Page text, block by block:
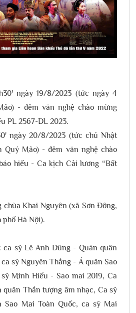
ngày 19/8/2023 (tức ngày 4
- đêm văn nghệ chào mừng
PL 2567-DL 2023.
ngày 20/8/2023 (tức chủ Nhật
Quý Mão) - đêm văn nghệ chào
hiếu - Ca kịch Cải lương “Bất
Khai Nguyên (xã Sơn Đông,
phố Hà Nội).
ca sỹ Lê Anh Dũng - Quán quân
sỹ Nguyên Thắng - Á quân Sao
Minh Hiếu - Sao mai 2019, Ca
quân Thần tượng âm nhạc, Ca sỹ
Sao Mai Toàn Quốc, ca sỹ Mai